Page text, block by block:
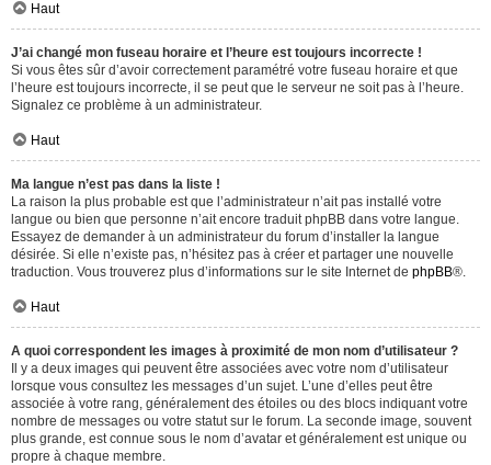
Haut
J’ai changé mon fuseau horaire et l’heure est toujours incorrecte !
Si vous êtes sûr d’avoir correctement paramétré votre fuseau horaire et que
l’heure est toujours incorrecte, il se peut que le serveur ne soit pas à l’heure.
Signalez ce problème à un administrateur.
Haut
Ma langue n’est pas dans la liste !
La raison la plus probable est que l’administrateur n’ait pas installé votre
langue ou bien que personne n’ait encore traduit phpBB dans votre langue.
Essayez de demander à un administrateur du forum d’installer la langue
désirée. Si elle n’existe pas, n’hésitez pas à créer et partager une nouvelle
traduction. Vous trouverez plus d’informations sur le site Internet de phpBB®.
Haut
A quoi correspondent les images à proximité de mon nom d’utilisateur ?
Il y a deux images qui peuvent être associées avec votre nom d’utilisateur
lorsque vous consultez les messages d’un sujet. L’une d’elles peut être
associée à votre rang, généralement des étoiles ou des blocs indiquant votre
nombre de messages ou votre statut sur le forum. La seconde image, souvent
plus grande, est connue sous le nom d’avatar et généralement est unique ou
propre à chaque membre.